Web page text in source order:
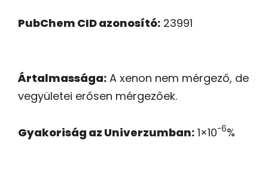
PubChem CID azonosító: 23991
Ártalmassága: A xenon nem mérgező, de
vegyületei erősen mérgezőek.
Gyakoriság az Univerzumban: 1×10-6%